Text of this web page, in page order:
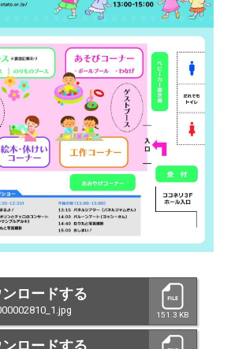
ロードする
151.3 KB